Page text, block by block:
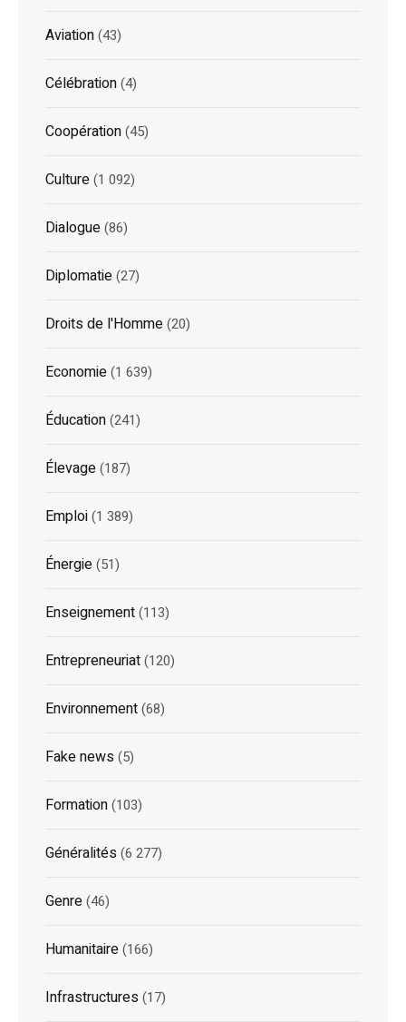
Aviation(43)
Célébration(4)
Coopération(45)
Culture(1 092)
Dialogue(86)
Diplomatie(27)
Droits de l'Homme(20)
Economie(1 639)
Éducation(241)
Élevage(187)
Emploi(1 389)
Énergie(51)
Enseignement(113)
Entrepreneuriat(120)
Environnement(68)
Fake news(5)
Formation(103)
Généralités(6 277)
Genre(46)
Humanitaire(166)
Infrastructures(17)